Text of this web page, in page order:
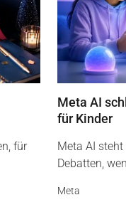
für
Meta AI
für Kinder
Meta AI
Debatten,
Meta